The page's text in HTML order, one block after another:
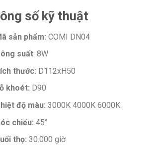
số kỹ thuật
sản phẩm:COMI DN04
suất: 8W
thước: D112xH50
khoét: D90
độ màu: 3000K 4000K 6000K
chiếu: 45°
thọ: 30.000 giờ